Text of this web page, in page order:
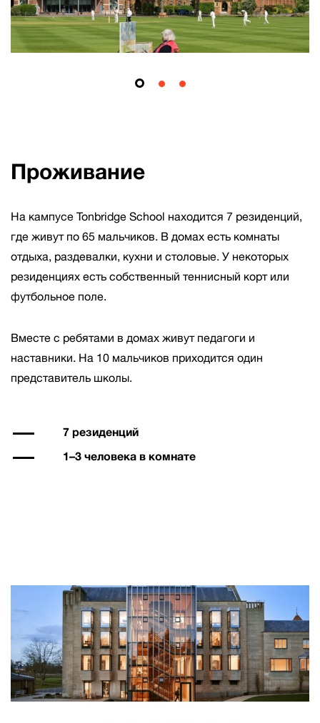
Проживание
На кампусе Tonbridge School находится 7 резиденций,
где живут по 65 мальчиков. В домах есть комнаты
отдыха, раздевалки, кухни и столовые. У некоторых
резиденциях есть собственный теннисный корт или
футбольное поле.
Вместе с ребятами в домах живут педагоги и
наставники. На 10 мальчиков приходится один
представитель школы.
7 резиденций
1–3 человека в комнате